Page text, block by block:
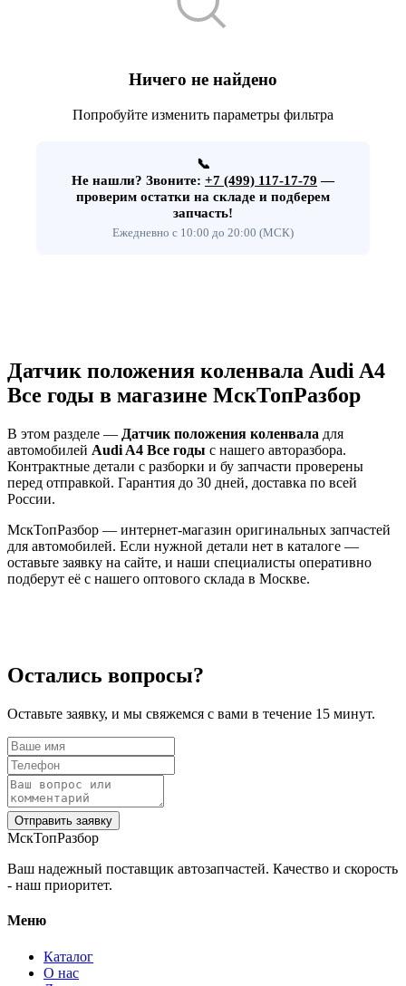
Ничего не найдено
Попробуйте изменить параметры фильтра
📞
Не нашли? Звоните: +7 (499) 117-17-79 —
проверим остатки на складе и подберем
запчасть!
Ежедневно с 10:00 до 20:00 (МСК)
Датчик положения коленвала Audi A4
Все годы в магазине МскТопРазбор
В этом разделе — Датчик положения коленвала для
автомобилей Audi A4 Все годы с нашего авторазбора.
Контрактные детали с разборки и бу запчасти проверены
перед отправкой. Гарантия до 30 дней, доставка по всей
России.
МскТопРазбор — интернет-магазин оригинальных запчастей
для автомобилей. Если нужной детали нет в каталоге —
оставьте заявку на сайте, и наши специалисты оперативно
подберут её с нашего оптового склада в Москве.
Остались вопросы?
Оставьте заявку, и мы свяжемся с вами в течение 15 минут.
Отправить заявку
МскТопРазбор
Ваш надежный поставщик автозапчастей. Качество и скорость
- наш приоритет.
Меню
Каталог
О нас